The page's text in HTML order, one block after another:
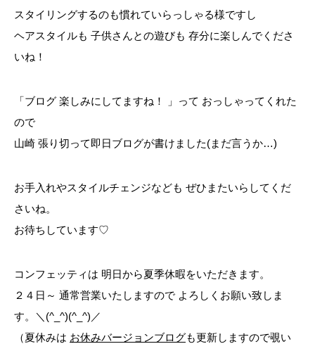
スタイリングするのも慣れていらっしゃる様ですし
ヘアスタイルも 子供さんとの遊びも 存分に楽しんでくださ
いね！
「ブログ 楽しみにしてますね！ 」って おっしゃってくれた
ので
山崎 張り切って即日ブログが書けました(まだ言うか…)
お手入れやスタイルチェンジなども ぜひまたいらしてくだ
さいね。
お待ちしています♡
コンフェッティは 明日から夏季休暇をいただきます。
２４日～ 通常営業いたしますので よろしくお願い致しま
す。＼(^_^)(^_^)／
（夏休みは お休みバージョンブログも更新しますので覗い